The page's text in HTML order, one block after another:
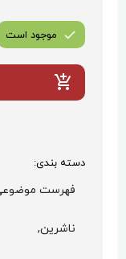
موجود است
دسته بندی:
فهرست
ناشرین,